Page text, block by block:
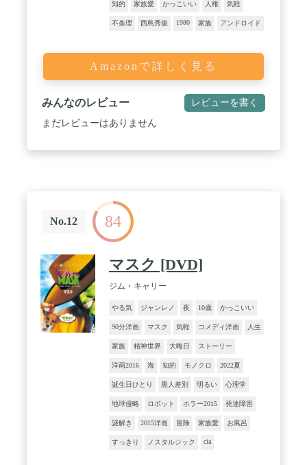
知的 家族愛 かっこいい 人権 気軽
不条理 西島秀俊 1980 家族 アンドロイド
Amazonで詳しく見る
みんなのレビュー レビューを書く
まだレビューはありません
No.12 84
マスク [DVD]
ジム・キャリー
やる気 ジャンレノ 夜 10歳 かっこいい
90分洋画 マスク 気軽 コメディ洋画 人生
家族 精神世界 大晦日 ストーリー
洋画2016 海 知的 モノクロ 2022夏
誕生日ひとり 黒人差別 明るい 心理学
地球侵略 ロボット ホラー2015 発達障害
謎解き 2015洋画 冒険 家族愛 お風呂
すっきり ノスタルジック cia